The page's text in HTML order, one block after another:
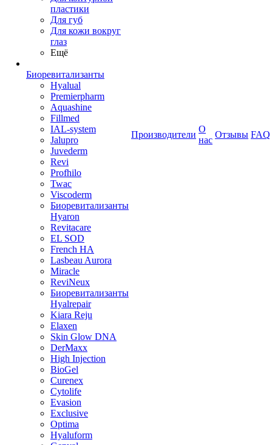
пластики
Для губ
Для кожи вокруг
глаз
Ещё
Биоревитализанты
Hyalual
Premierpharm
Aquashine
Fillmed
IAL-system
Jalupro
Juvederm
Revi
Profhilo
Twac
Viscoderm
Биоревитализанты
Hyaron
Revitacare
EL SOD
French HA
Lasbeau Aurora
Miracle
ReviNeux
Биоревитализанты
Hyalrepair
Kiara Reju
Elaxen
Skin Glow DNA
DerMaxx
High Injection
BioGel
Curenex
Cytolife
Evasion
Exclusive
Optima
Hyaluform
Производители
О
нас
Отзывы FAQ